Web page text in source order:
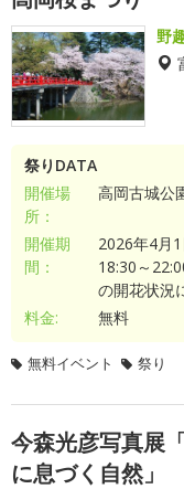
野
祭りDATA
開催場
所：
高岡古城公
開催期
間：
2026年4月
18:30～
の開花状況
料金:
無料
無料イベント 祭り
今森光彦写真展
に息づく自然」